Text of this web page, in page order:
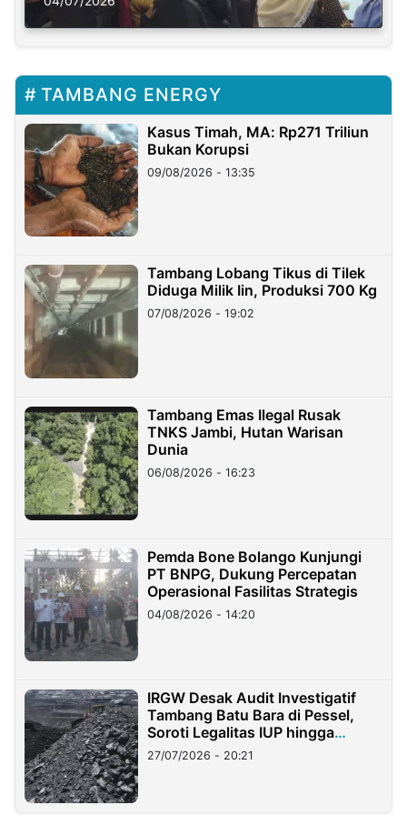
TAMBANG ENERGY
Kasus Timah, MA: Rp271 Triliun
Bukan Korupsi
09/08/2026 - 13:35
Tambang Lobang Tikus di Tilek
Diduga Milik Iin, Produksi 700 Kg
07/08/2026 - 19:02
Tambang Emas Ilegal Rusak
TNKS Jambi, Hutan Warisan
Dunia
06/08/2026 - 16:23
Pemda Bone Bolango Kunjungi
PT BNPG, Dukung Percepatan
Operasional Fasilitas Strategis
04/08/2026 - 14:20
IRGW Desak Audit Investigatif
Tambang Batu Bara di Pessel,
Soroti Legalitas IUP hingga
Stockpile
27/07/2026 - 20:21